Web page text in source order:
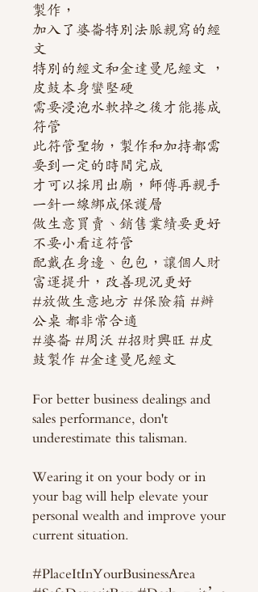
製作，
加入了婆崙特別法脈親寫的經
文
特別的經文和金達曼尼經文 ，
皮鼓本身蠻堅硬
需要浸泡水軟掉之後才能捲成
符管
此符管聖物，製作和加持都需
要到一定的時間完成
才可以採用出廟，師傅再親手
一針一線綁成保護層
做生意買賣、銷售業績要更好
不要小看這符管
配戴在身邊、包包，讓個人財
富運提升，改善現況更好
#放做生意地方 #保險箱 #辦
公桌 都非常合適
#婆崙 #周沃 #招財興旺 #皮
鼓製作 #金達曼尼經文
For better business dealings and
sales performance, don't
underestimate this talisman.
Wearing it on your body or in
your bag will help elevate your
personal wealth and improve your
current situation.
#PlaceItInYourBusinessArea